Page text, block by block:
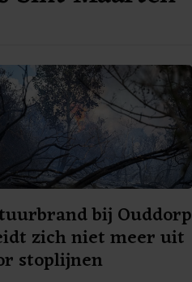
bij Ouddorp
zich niet meer uit
stoplijnen